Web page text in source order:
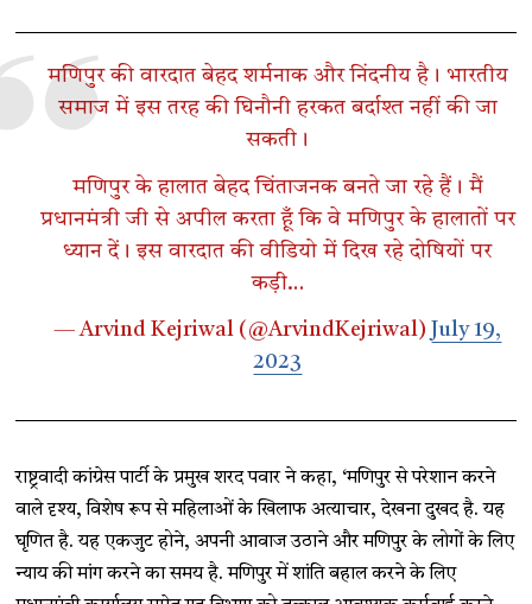
मणिपुर की वारदात बेहद शर्मनाक और निंदनीय है। भारतीय
समाज में इस तरह की घिनौनी हरकत बर्दाश्त नहीं की जा
सकती।
मणिपुर के हालात बेहद चिंताजनक बनते जा रहे हैं। मैं
प्रधानमंत्री जी से अपील करता हूँ कि वे मणिपुर के हालातों पर
ध्यान दें। इस वारदात की वीडियो में दिख रहे दोषियों पर
कड़ी…
— Arvind Kejriwal (@ArvindKejriwal)
July 19,
2023
राष्ट्रवादी कांग्रेस पार्टी के प्रमुख शरद पवार ने कहा, ‘मणिपुर से परेशान करने
वाले दृश्य, विशेष रूप से महिलाओं के खिलाफ अत्याचार, देखना दुखद है. यह
घृणित है. यह एकजुट होने, अपनी आवाज उठाने और मणिपुर के लोगों के लिए
न्याय की मांग करने का समय है. मणिपुर में शांति बहाल करने के लिए